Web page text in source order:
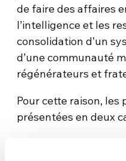
de faire des affaires
l’intelligence et les
consolidation d’un
d’une communauté
régénérateurs et
Pour cette raison,
présentées en deux
essais / textes,